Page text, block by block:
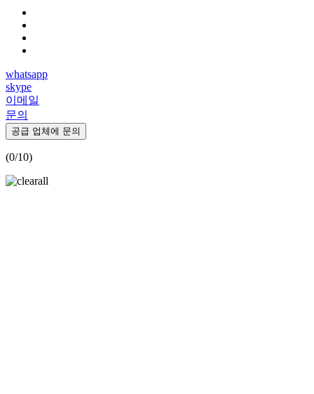
whatsapp
skype
이메일
문의
공급 업체에 문의
(0/10)